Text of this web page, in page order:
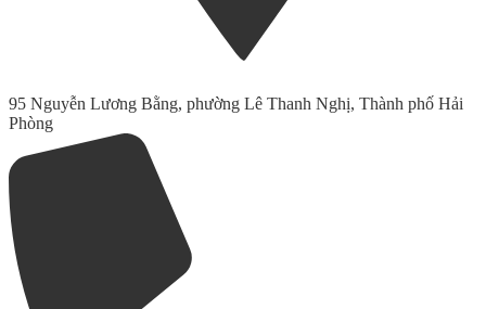
95 Nguyễn Lương Bằng, phường Lê Thanh Nghị, Thành phố Hải
Phòng